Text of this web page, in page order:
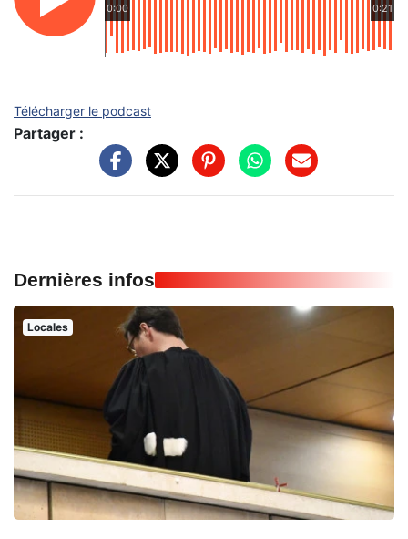
0:00 0:21
Télécharger le podcast
Partager :
Dernières infos
Locales